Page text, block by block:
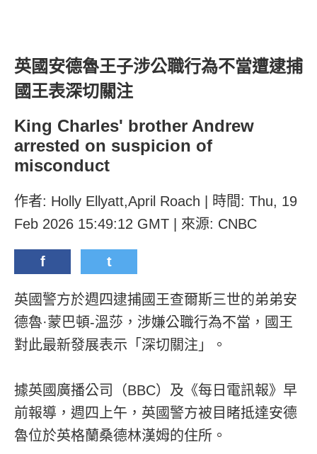
英國安德魯王子涉公職行為不當遭逮捕
國王表深切關注
King Charles' brother Andrew
arrested on suspicion of
misconduct
作者: Holly Ellyatt,April Roach | 時間: Thu, 19
Feb 2026 15:49:12 GMT | 來源: CNBC
f t
英國警方於週四逮捕國王查爾斯三世的弟弟安
德魯·蒙巴頓-溫莎，涉嫌公職行為不當，國王
對此最新發展表示「深切關注」。
據英國廣播公司（BBC）及《每日電訊報》早
前報導，週四上午，英國警方被目睹抵達安德
魯位於英格蘭桑德林漢姆的住所。